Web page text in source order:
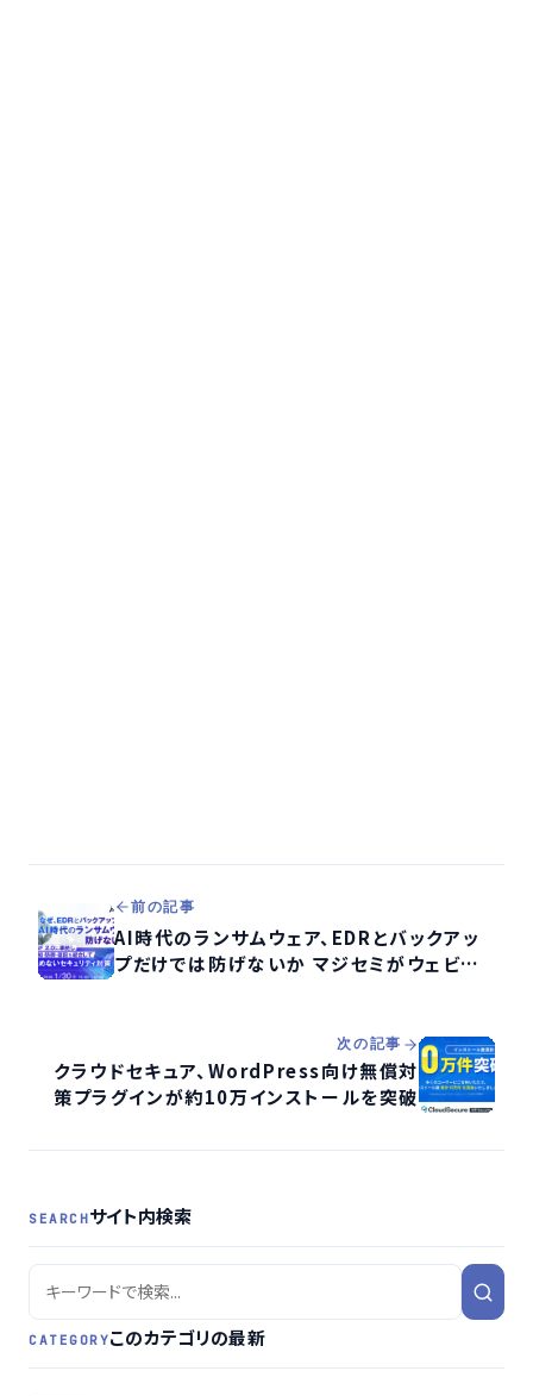
前の記事
AI時代のランサムウェア、EDRとバックアッ
プだけでは防げないか マジセミがウェビナ
次の記事
クラウドセキュア、WordPress向け無償対
策プラグインが約10万インストールを突破
SEARCHサイト内検索
CATEGORYこのカテゴリの最新